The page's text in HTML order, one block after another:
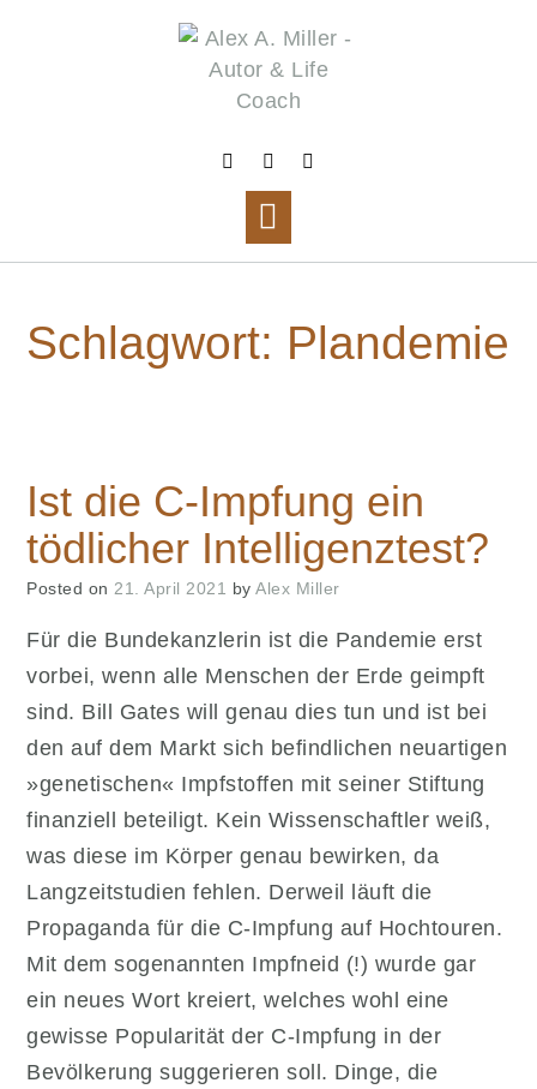
Schlagwort: Plandemie
Ist die C-Impfung ein
tödlicher Intelligenztest?
Posted on 21. April 2021 by Alex Miller
Für die Bundekanzlerin ist die Pandemie erst
vorbei, wenn alle Menschen der Erde geimpft
sind. Bill Gates will genau dies tun und ist bei
den auf dem Markt sich befindlichen neuartigen
»genetischen« Impfstoffen mit seiner Stiftung
finanziell beteiligt. Kein Wissenschaftler weiß,
was diese im Körper genau bewirken, da
Langzeitstudien fehlen. Derweil läuft die
Propaganda für die C-Impfung auf Hochtouren.
Mit dem sogenannten Impfneid (!) wurde gar
ein neues Wort kreiert, welches wohl eine
gewisse Popularität der C-Impfung in der
Bevölkerung suggerieren soll. Dinge, die